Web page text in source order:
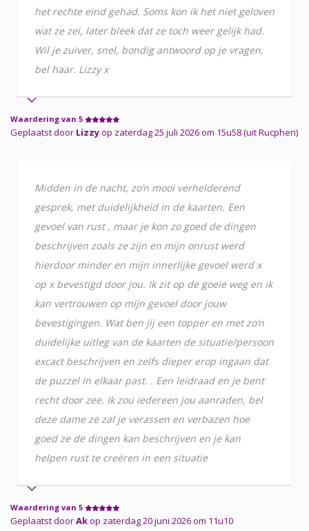
het rechte eind gehad. Soms kon ik het niet geloven
wat ze zei, later bleek dat ze toch weer gelijk had.
Wil je zuiver, snel, bondig antwoord op je vragen,
bel haar. Lizzy x
Waardering van 5
Geplaatst door Lizzyop zaterdag 25 juli 2026 om 15u58 (uit Rucphen)
Midden in de nacht, zo’n mooi verhelderend
gesprek, met duidelijkheid in de kaarten. Een
gevoel van rust , maar je kon zo goed de dingen
beschrijven zoals ze zijn en mijn onrust werd
hierdoor minder en mijn innerlijke gevoel werd x
op x bevestigd door jou. Ik zit op de goeie weg en ik
kan vertrouwen op mijn gevoel door jouw
bevestigingen. Wat ben jij een topper en met zo’n
duidelijke uitleg van de kaarten de situatie/persoon
excact beschrijven en zelfs dieper erop ingaan dat
de puzzel in elkaar past. . Een leidraad en je bent
recht door zee. Ik zou iedereen jou aanraden, bel
deze dame ze zal je verassen en verbazen hoe
goed ze de dingen kan beschrijven en je kan
helpen rust te creëren in een situatie
Waardering van 5
Geplaatst doorAkop zaterdag 20 juni 2026 om 11u10